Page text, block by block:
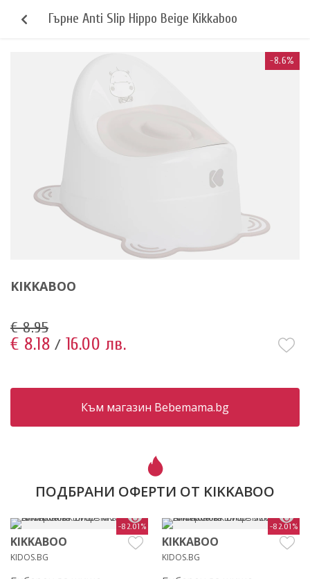
-8.6%
KIKKABOO
Гърне Anti Slip Hippo Beige Kikkaboo
€ 8.95
€ 8.18 / 16.00 лв.
Към магазин Bebemama.bg
ПОДБРАНИ ОФЕРТИ ОТ KIKKABOO
-82.01%
KIKKABOO
KIDOS.BG
-82.01%
KIKKABOO
KIDOS.BG